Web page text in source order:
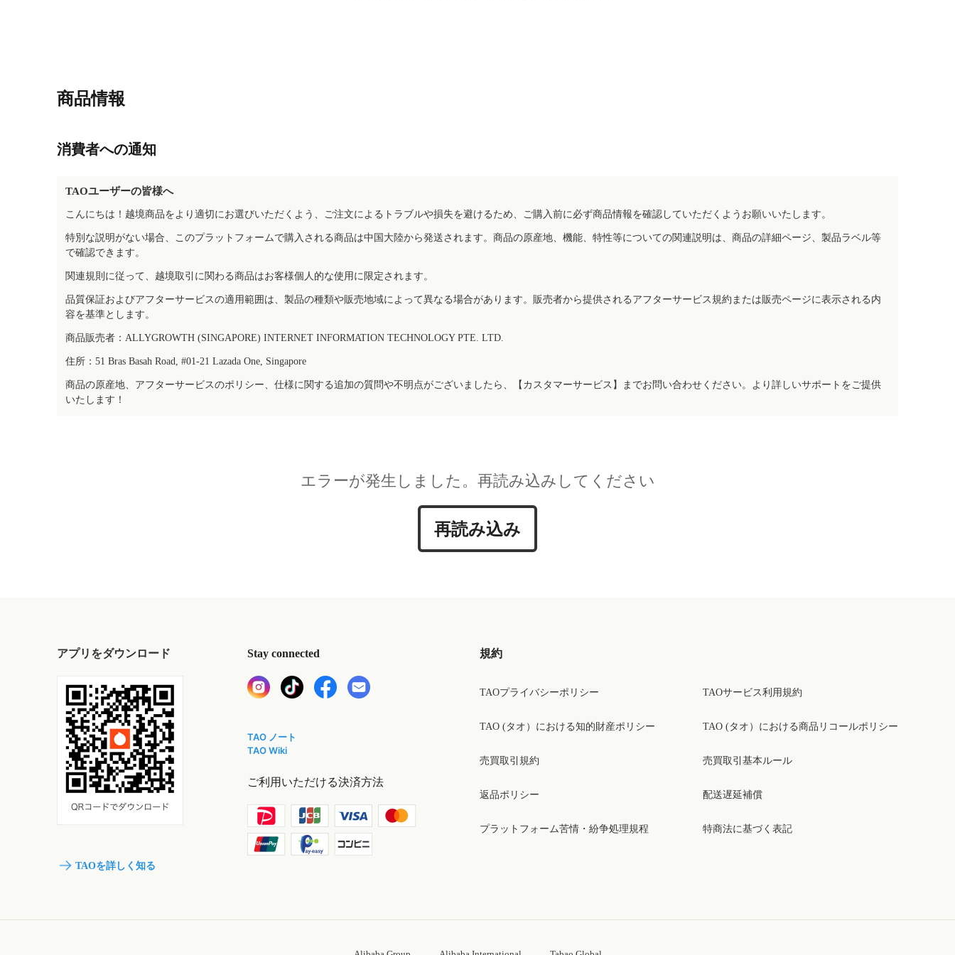
商品情報
消費者への通知
TAOユーザーの皆様へ
こんにちは！越境商品をより適切にお選びいただくよう、ご注文によるトラブルや損失を避けるため、ご購入前に必ず商品情報を確認していただくようお願いいたします。
特別な説明がない場合、このプラットフォームで購入される商品は中国大陸から発送されます。商品の原産地、機能、特性等についての関連説明は、商品の詳細ページ、製品ラベル等
で確認できます。
関連規則に従って、越境取引に関わる商品はお客様個人的な使用に限定されます。
品質保証およびアフターサービスの適用範囲は、製品の種類や販売地域によって異なる場合があります。販売者から提供されるアフターサービス規約または販売ページに表示される内
容を基準とします。
商品販売者：ALLYGROWTH (SINGAPORE) INTERNET INFORMATION TECHNOLOGY PTE. LTD.
住所：51 Bras Basah Road, #01-21 Lazada One, Singapore
商品の原産地、アフターサービスのポリシー、仕様に関する追加の質問や不明点がございましたら、【カスタマーサービス】までお問い合わせください。より詳しいサポートをご提供
いたします！
エラーが発生しました。再読み込みしてください
再読み込み
アプリをダウンロード
TAOを詳しく知る
Stay connected
TAO ノート
TAO Wiki
ご利用いただける決済方法
規約
TAOプライバシーポリシー
TAO (タオ）における知的財産ポリシー
売買取引規約
返品ポリシー
プラットフォーム苦情・紛争処理規程
TAOサービス利用規約
TAO (タオ）における商品リコールポリシー
売買取引基本ルール
配送遅延補償
特商法に基づく表記